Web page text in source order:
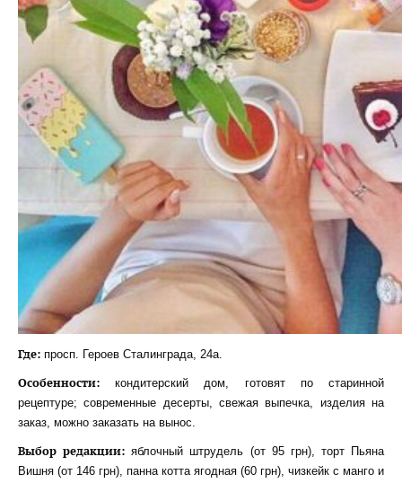
Где: просп. Героев Сталинграда, 24а.
Особенности:кондитерский дом, готовят по старинной
рецептуре; современные десерты, свежая выпечка, изделия на
заказ, можно заказать на вынос.
Выбор редакции:яблочный штрудель (от 95 грн), торт Пьяна
Вишня (от 146 грн), панна котта ягодная (60 грн), чизкейк с манго и